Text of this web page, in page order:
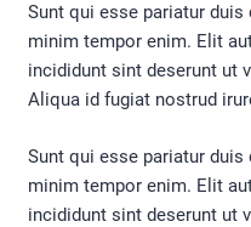
Sunt qui esse pariatur
minim tempor enim. Elit
incididunt sint deserunt ut
Aliqua id fugiat nostrud
Sunt qui esse pariatur
minim tempor enim. Elit
incididunt sint deserunt ut